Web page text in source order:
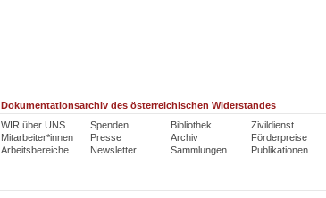
Dokumentationsarchiv des österreichischen Widerstandes
WIR über UNS
Mitarbeiter*innen
Arbeitsbereiche
Spenden
Presse
Newsletter
Bibliothek
Archiv
Sammlungen
Zivildienst
Förderpreise
Publikationen